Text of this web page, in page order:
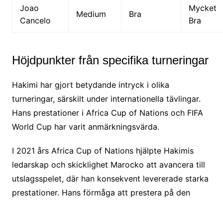
Joao
Cancelo
Medium Bra
Mycket
Bra
Höjdpunkter från specifika turneringar
Hakimi har gjort betydande intryck i olika
turneringar, särskilt under internationella tävlingar.
Hans prestationer i Africa Cup of Nations och FIFA
World Cup har varit anmärkningsvärda.
I 2021 års Africa Cup of Nations hjälpte Hakimis
ledarskap och skicklighet Marocko att avancera till
utslagsspelet, där han konsekvent levererade starka
prestationer. Hans förmåga att prestera på den